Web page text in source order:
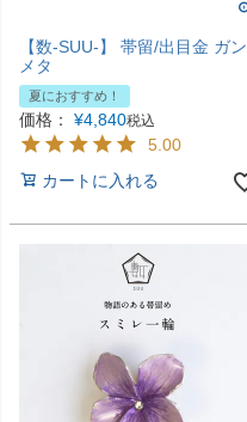
【数-SUU-】 帯留/出目金 ガン
メタ
夏におすすめ！
価格： ¥4,840税込
5.00
カートに入れる